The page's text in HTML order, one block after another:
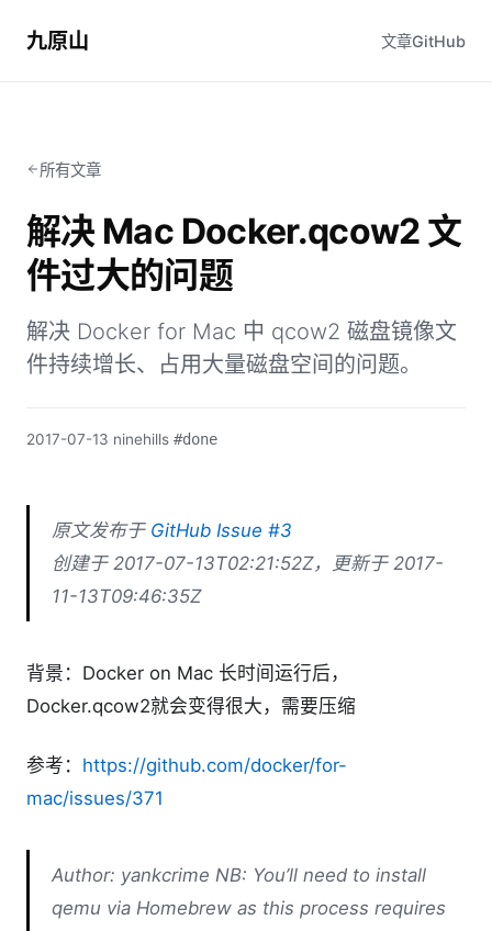
九原山 文章GitHub
所有文章
解决 Mac Docker.qcow2 文
件过大的问题
解决 Docker for Mac 中 qcow2 磁盘镜像文
件持续增长、占用大量磁盘空间的问题。
2017-07-13 ninehills #done
原文发布于 GitHub Issue #3
创建于 2017-07-13T02:21:52Z，更新于 2017-
11-13T09:46:35Z
背景：Docker on Mac 长时间运行后，
Docker.qcow2就会变得很大，需要压缩
参考： https://github.com/docker/for-
mac/issues/371
Author: yankcrime NB: You’ll need to install
qemu via Homebrew as this process requires